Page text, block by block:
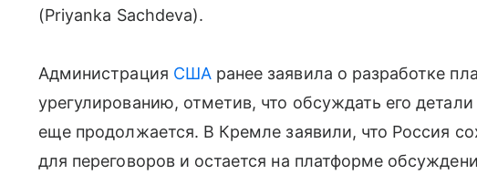
(Priyanka Sachdeva).
Администрация СШАранее заявила о разработке
урегулированию, отметив, что обсуждать его
еще продолжается. В Кремле заявили, что Россия
для переговоров и остается на платформе